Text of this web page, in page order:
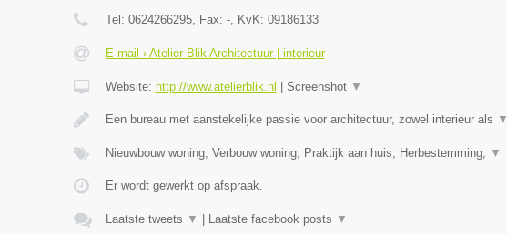
Tel: 0624266295, Fax: -, KvK: 09186133
E-mail › Atelier Blik Architectuur | interieur
Website: http://www.atelierblik.nl Screenshot ▼
Een bureau met aanstekelijke passie voor architectuur, zowel interieur als ▼
Nieuwbouw woning, Verbouw woning, Praktijk aan huis, Herbestemming, ▼
Er wordt gewerkt op afspraak.
Laatste tweets ▼ Laatste facebook posts ▼